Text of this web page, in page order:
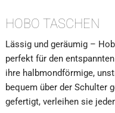
HOBO TASCHEN
Lässig und geräumig –
perfekt für den
ihre halbmondförmige,
bequem über der Schulter
gefertigt, verleihen sie